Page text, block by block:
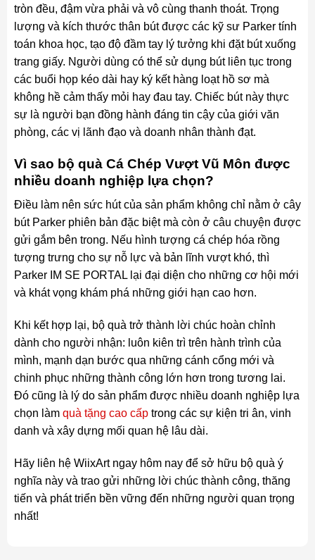
tròn đều, đậm vừa phải và vô cùng thanh thoát. Trọng
lượng và kích thước thân bút được các kỹ sư Parker tính
toán khoa học, tạo độ đầm tay lý tưởng khi đặt bút xuống
trang giấy. Người dùng có thể sử dụng bút liên tục trong
các buổi họp kéo dài hay ký kết hàng loạt hồ sơ mà
không hề cảm thấy mỏi hay đau tay. Chiếc bút này thực
sự là người bạn đồng hành đáng tin cậy của giới văn
phòng, các vị lãnh đạo và doanh nhân thành đạt.
Vì sao bộ quà Cá Chép Vượt Vũ Môn được
nhiều doanh nghiệp lựa chọn?
Điều làm nên sức hút của sản phẩm không chỉ nằm ở cây
bút Parker phiên bản đặc biệt mà còn ở câu chuyện được
gửi gắm bên trong. Nếu hình tượng cá chép hóa rồng
tượng trưng cho sự nỗ lực và bản lĩnh vượt khó, thì
Parker IM SE PORTAL lại đại diện cho những cơ hội mới
và khát vọng khám phá những giới hạn cao hơn.
Khi kết hợp lại, bộ quà trở thành lời chúc hoàn chỉnh
dành cho người nhận: luôn kiên trì trên hành trình của
mình, mạnh dạn bước qua những cánh cổng mới và
chinh phục những thành công lớn hơn trong tương lai.
Đó cũng là lý do sản phẩm được nhiều doanh nghiệp lựa
chọn làm quà tặng cao cấptrong các sự kiện tri ân, vinh
danh và xây dựng mối quan hệ lâu dài.
Hãy liên hệ WiixArt ngay hôm nay để sở hữu bộ quà ý
nghĩa này và trao gửi những lời chúc thành công, thăng
tiến và phát triển bền vững đến những người quan trọng
nhất!